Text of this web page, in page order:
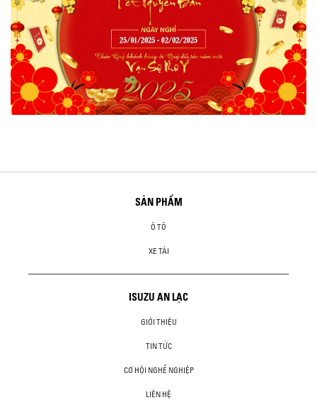
SẢN PHẨM
Ô TÔ
XE TẢI
ISUZU AN LẠC
GIỚI THIỆU
TIN TỨC
CƠ HỘI NGHỀ NGHIỆP
LIÊN HỆ